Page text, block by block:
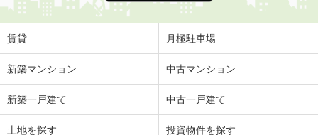
賃貸 月極駐車場
新築マンション 中古マンション
新築一戸建て 中古一戸建て
土地を探す 投資物件を探す